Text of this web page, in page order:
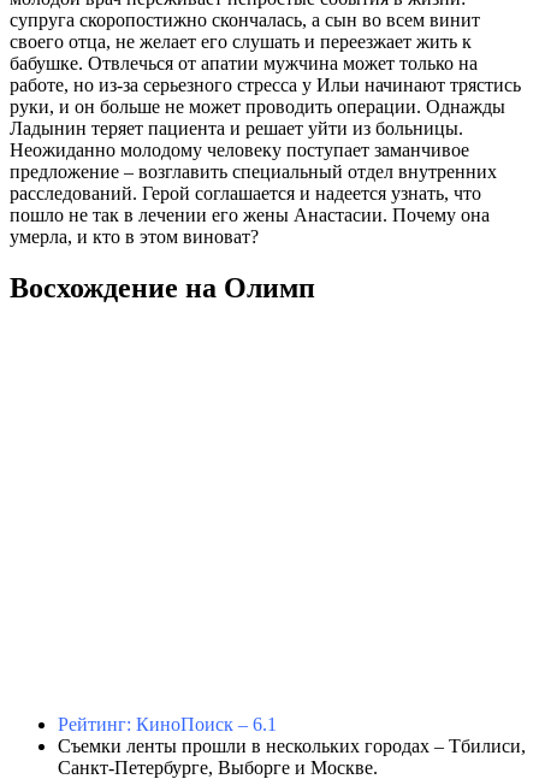
супруга скоропостижно скончалась, а сын во всем винит
своего отца, не желает его слушать и переезжает жить к
бабушке. Отвлечься от апатии мужчина может только на
работе, но из-за серьезного стресса у Ильи начинают трястись
руки, и он больше не может проводить операции. Однажды
Ладынин теряет пациента и решает уйти из больницы.
Неожиданно молодому человеку поступает заманчивое
предложение – возглавить специальный отдел внутренних
расследований. Герой соглашается и надеется узнать, что
пошло не так в лечении его жены Анастасии. Почему она
умерла, и кто в этом виноват?
Восхождение на Олимп
Рейтинг: КиноПоиск – 6.1
Съемки ленты прошли в нескольких городах – Тбилиси,
Санкт-Петербурге, Выборге и Москве.